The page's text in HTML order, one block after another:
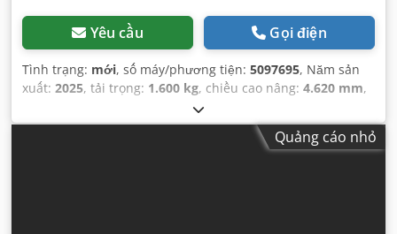
Yêu cầu Gọi điện
Tình trạng: mới, số máy/phương tiện: 5097695, Năm sản
xuất: 2025, tải trọng: 1.600 kg, chiều cao nâng: 4.620 mm,
, tâm tải trọng:
liệu:điện, loại cột:triplex, chiều cao xây dựng:2.120 mm,
1.150 mm, trọng
Quảng cáo nhỏ